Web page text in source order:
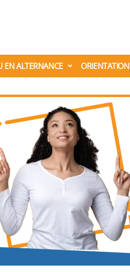
EN ALTERNANCE ORIENTATION